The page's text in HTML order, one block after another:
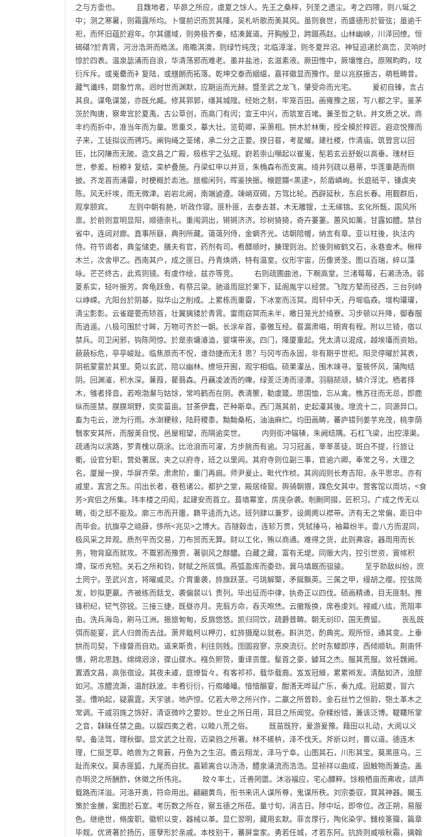
之与方壶也。 且魏地者，毕昴之所应，虞夏之馀人。先王之桑梓，列圣之遗尘。考之四隈，则八埏之
中；测之寒暑，则霜露所均。卜偃前识而赏其隆，吴札听歌而美其风。虽则衰世，而盛德形於管弦；虽逾千
祀，而怀旧蕴於遐年。尔其疆域，则旁极齐秦，结凑冀道。开胸殷卫，跨蹑燕赵。山林幽岟，川泽回缭。恒
碣碪?於青霄，河汾浩涆而皓溔。南瞻淇澳，则绿竹纯茂；北临漳滏，则冬夏异沼。神钲迢递於高峦，灵响时
惊於四表。温泉毖涌而自浪，华清荡邪而难老。墨井盐池，玄滋素液。厥田惟中，厥壤惟白。原隰畇畇，坟
衍斥斥。或嵬罍而衤复陆，或黋朗而拓落。乾坤交泰而絪缊，嘉祥徽显而豫作。是以兆朕振古，萌柢畴昔。
藏气谶纬，閟象竹帛。迥时世而渊默，应期运而光赫。暨圣武之龙飞，肇受命而光宅。 爰初自臻，言占
其良。谋龟谋筮，亦既允臧。修其郛郭，缮其城隍。经始之制，牢笼百田。画雍豫之居，写八都之宇。鉴茅
茨於陶唐，察卑宫於夏禹。古公草创，而高门有闶；宣王中兴，而筑室百堵。兼圣哲之轨，并文质之状。商
丰约而折中，准当年而为量。思重爻，摹大壮。览荀卿，采萧相。拱木於林衡，授全模於梓匠。遐迩悦豫而
子来，工徒拟议而骋巧。阐钩绳之筌绪，承二分之正要。揆日晷，考星耀。建社稷，作清庙。筑曾宫以回
匝，比冈隒而无陂。造文昌之广殿，极栋宇之弘规。崶若崇山嚬起以崔嵬，髧若玄云舒蜺以高垂。瑰材巨
世，参差。枌橑衤复结，栾栌叠施。丹梁虹申以并亘，朱桷森布而支离。绮井列疏以悬蒂，华莲重葩而倒
披。齐龙首而涌霤，时梗概於滮池。旅楹闲列，晖鉴抰振。榱题黮<黑逮>，阶盾嶙峋。长庭砥平，锺虡夹
陈。风无纤埃，雨无微津。岩岩北阙，南端逌遵。竦峭双碣，方驾比轮。西辟延秋，东启长春。用觐群后，
观享颐宾。 左则中朝有赩，听政作寝。匪朴匪，去泰去甚。木无雕锼，土无绨锦。玄化所甄，国风所
禀。於前则宣明显阳，顺德崇礼。重闱洞出，锵锵济济。珍树猗猗，奇卉萋萋。蕙风如薰，甘露如醴。禁台
省中，连闼对廊。直事所繇，典刑所藏。蔼蔼列侍，金蜩齐光。诘朝陪幄，纳言有章。亚以柱後，执法内
侍。符节谒者，典玺储吏。膳夫有官，药剂有司。肴醳顺时，腠理则治。於後则椒鹤文石，永巷壸术。楸梓
木兰，次舍甲乙。西南其户，成之匪日。丹青焕炳，特有温室。仪形宇宙，历像贤圣。图以百瑞，綷以藻
咏。芒芒终古，此焉则镜。有虞作绘，兹亦等竞。 右则疏圃曲池，下畹高堂。兰渚莓莓，石濑汤汤。弱
葼系实，轻叶振芳。奔龟跃鱼，有祭吕梁。驰道周屈於果下，延阁胤宇以经营。飞陛方辇而径西，三台列峙
以峥嵘。亢阳台於阴基，拟华山之削成。上累栋而重霤，下冰室而沍冥。周轩中天，丹墀临猋。增构瓘瓘，
清尘彯彯。云雀踶甍而矫首，壮翼摛镂於青霄。雷雨窈冥而未半，皦日笼光於绮寮。习步顿以升降，御春服
而逍遥。八极可围於寸眸，万物可齐於一朝。长涂牟首，豪徼互经。晷漏肃唱，明宵有程。附以兰锜，宿以
禁兵。司卫闲邪，钩陈罔惊。於是崇墉濬洫，婴堞带涘。四门，隆厦重起。凭太清以混成，越埃壒而资始。
藐藐标危，亭亭峻趾。临焦原而不怳，谁劲捷而无犭思？与冈岑而永固，非有期乎世祀。阳灵停曜於其表，
阴祇蒙雾於其里。菀以玄武，陪以幽林。缭垣开囿，观宇相临。硕果灌丛，围木竦寻。篁筱怀风，蒲陶结
阴。回渊漼，积水深。蒹葭，雚蒻森。丹藕凌波而的皪，绿芰泛涛而浸潭。羽翮颉颃，鳞介浮沈。栖者择
木，雊者择音。若咆渤澥与姑馀，常鸣鹤而在阴。表清籞，勒虞箴。思国恤，忘从禽。樵苏往而无忌，即鹿
纵而匪禁。腜腜坰野，奕奕菑亩。甘荼伊蠢，芒种斯阜。西门溉其前，史起灌其後。墱流十二，同源异口。
畜为屯云，泄为行雨。水澍粳稌，陆莳稷黍。黝黝桑柘，油油麻纻。均田画畴，蕃庐错列姜芋充茂，桃李荫
翳家安其所，而服美自悦。邑屋相望，而隔逾奕世。 内则街冲辐辏，朱阙结隅。石杠飞梁，出控漳渠。
疏通沟以滨路，罗青槐以荫涂。比沧浪而可濯，方步朓而有逾。习习冠盖，莘莘蒸徒。斑白不提，行旅让
衢。设官分职，营处署居。夹之以府寺，班之以里闾。其府寺则位副三事，官逾六卿。奉常之号，大理之
名。厦屋一揆，华屏齐荣。肃肃阶，重门再扃。师尹爰止。毗代作桢。其闾阎则长寿吉阳，永平思忠。亦有
戚里，寘宫之东。闬出长者，巷苞诸公。都护之堂，殿居绮窗。舆骑朝猥，蹀危攵其中。营客馆以周坊，<食
芳>宾侣之所集。玮丰楼之闬闳，起建安而首立。葺墙幂室，房庑杂袭。剞劂罔掇，匠积习。广成之传无以
畴，街之邸不能及。廓三市而开廛，籍平逵而九达。班列肆以兼罗，设阛阓以襟带。济有无之常偏，距日中
而毕会。抗旗亭之峣薛，侈所<兆见>之博大。百隧毂击，连轸万贯，凭轼捶马，袖幕纷半。壹八方而混同，
极风采之异观。质剂平而交易，刀布贸而无算。财以工化，贿以商通。难得之货，此则弗容。器周用而长
务，物背窳而就攻。不鬻邪而豫贾，著驯风之醇醲。白藏之藏，富有无堤。同赈大内，控引世资，賨幏积
墆，琛币充牣。关石之所和钧，财赋之所厎慎。燕弧盈库而委劲，冀马填厩而驵骏。 至乎勍敌纠纷，庶
土罔宁。圣武兴言，将曜威灵。介胄重袭，旍旗跃茎。弓珧解檠，矛鋋飘英。三属之甲，缦胡之缨。控弦简
发，妙拟更嬴。齐被练而銛戈，袭偏裻以讠贵列。毕出征而中律，执奇正以四伐。硕画精通，目无匪制。推
锋积纪，铓气弥锐。三接三捷，既昼亦月。克翦方命，吞灭咆烋。云撤叛换，席卷虔刘。祲威八纮，荒阻率
由。洗兵海岛，刷马江洲。振旅甸甸，反旆悠悠。凯归同饮，疏爵普畴。朝无刓印，国无费留。 丧乱既
弭而能宴，武人归兽而去战。萧斧戢柯以柙刃，虹旍摄麾以就卷。斟洪范，酌典宪。观所恒，通其变。上垂
拱而司契，下缘督而自劝。道来斯贵，利往则贱。囹圄寂寥，京庾流衍。於时东鳀即序，西倾顺轨。荆南怀
憓，朔北思韪。绵绵迥涂，骤山骤水。襁负赆贽，重译贡篚。髽首之豪，鐻耳之杰。服其荒服。敛衽魏阙。
置酒文昌，高张宿设。其夜未遽，庭燎晢々。有客祁祁，载华载裔。岌岌冠縰，累累辫发。清酤如济，浊醪
如河。冻醴流澌，温酎跃波。丰肴衍衍，行庖皤皤。愔愔醧宴，酣湑无哗延广乐，奏九成。冠韶夏，冒六
茎。傮响起，疑震霆。天宇骇，地庐惊。亿若大帝之所兴作，二嬴之所曾聆。金石丝竹之恒韵，匏土革木之
常调。干戚羽旄之饰好，清讴微吟之要妙。世业之所日用，耳目之所闻觉。杂糅纷错，兼该泛博。鞮鞻所掌
之音，韎昧任禁之曲。以娱四夷之君，以睦八荒之俗。 既苗既狩，爰游爰豫。藉田以礼动，大阅以义
举。备法驾，理秋御。显文武之壮观，迈梁驺之所著。林不槎枿，泽不伐夭。斧斨以时，罾以道。德连木
理，仁挺芝草。皓兽为之育薮，丹鱼为之生沼。矞云翔龙，泽马亍阜。山图其石，川形其宝。莫黑匪乌，三
趾而来仪。莫赤匪狐，九尾而自扰。嘉颖离合以汤汤，醴泉涌流而浩浩。显祯祥以曲成，固触物而兼造。盖
亦明灵之所酬酢，休徵之所伟兆。 旼々率土，迁善罔匮。沐浴福应，宅心醰粹。馀粮栖亩而弗收，颂声
载路而洋溢。河洛开奥，符命用出。翩翩黄鸟，衔书来讯人谋所尊，鬼谋所秩。刘宗委驭，巽其神器。闚玉
策於金縢，案图於石室。考历数之所在，察五德之所莅。量寸旬，涓吉日。陟中坛，即帝位。改正朔，易服
色。继绝世，脩废职。徽帜以变，器械以革。显仁翌明，藏用玄默。菲言厚行，陶化染学。雠校篆籀，篇章
毕觌。优贤著於扬历，匪孽形於亲戚。本枝别干，蕃屏皇家。勇若任城，才若东阿。抗旍则威噞秋霜，摛翰